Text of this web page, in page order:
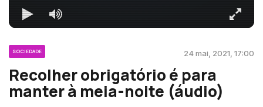
SOCIEDADE 24 mai, 2021, 17:00
Recolher obrigatório é para
manter à meia-noite (áudio)